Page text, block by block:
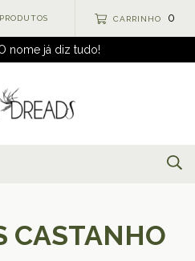
PRODUTOS CARRINHO 0
nome já diz tudo!
CASTANHO